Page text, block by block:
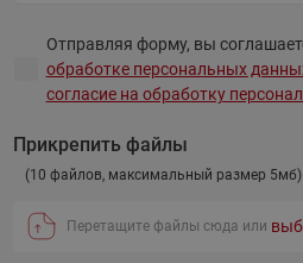
Отправляя форму, вы
обработке персональных
согласие на обработку
Прикрепить файлы
(10 файлов, максимальный размер 5мб)
Перетащите файлы сюда или